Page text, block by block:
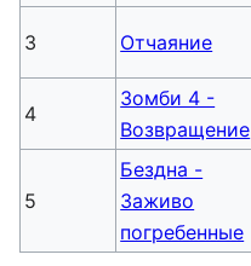
3 Отчаяние
4
Зомби 4 -
Возвращение
5
Бездна -
Заживо
погребенные